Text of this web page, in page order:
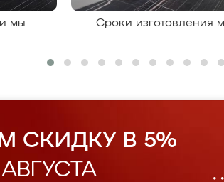
мы
Сроки изготовления
СКИДКУ В 5%